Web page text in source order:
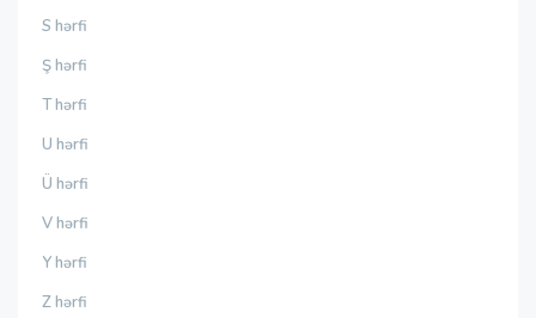
S hərfi
Ş hərfi
T hərfi
U hərfi
Ü hərfi
V hərfi
Y hərfi
Z hərfi